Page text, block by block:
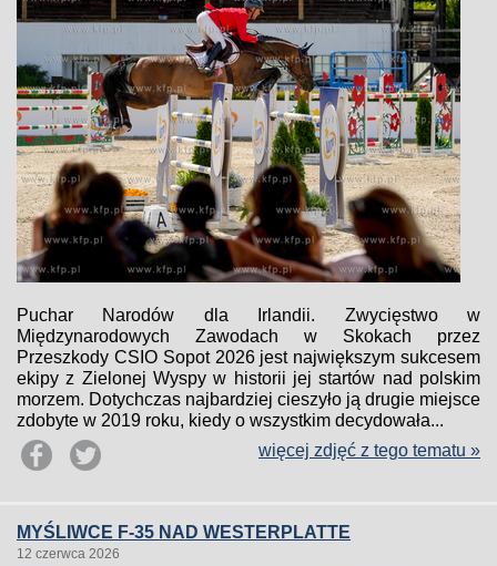
Puchar Narodów dla Irlandii. Zwycięstwo w
Międzynarodowych Zawodach w Skokach przez
Przeszkody CSIO Sopot 2026 jest największym sukcesem
ekipy z Zielonej Wyspy w historii jej startów nad polskim
morzem. Dotychczas najbardziej cieszyło ją drugie miejsce
zdobyte w 2019 roku, kiedy o wszystkim decydowała...
więcej zdjęć z tego tematu »
MYŚLIWCE F-35 NAD WESTERPLATTE
12 czerwca 2026